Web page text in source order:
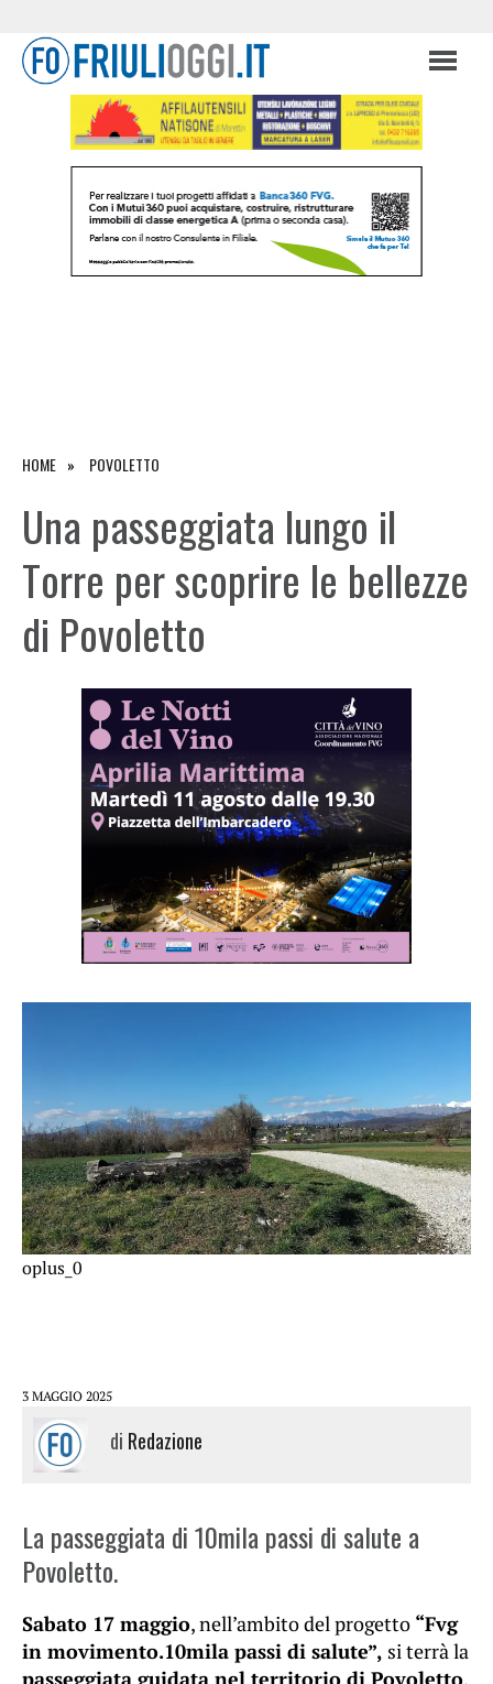
HOME POVOLETTO
Una passeggiata lungo il
Torre per scoprire le bellezze
di Povoletto
oplus_0
3 MAGGIO 2025
di Redazione
La passeggiata di 10mila passi di salute a
Povoletto.
Sabato 17 maggio, nell’ambito del progetto “Fvg
in movimento.10mila passi di salute”, si terrà la